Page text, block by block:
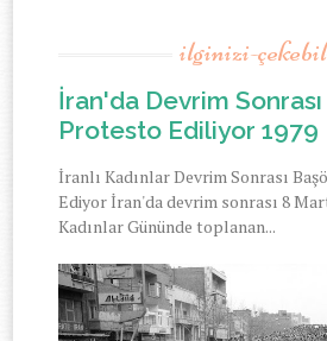
ilginizi-
İran'da Devrim
Protesto Ediliyor 1979
İranlı Kadınlar Devrim Sonrası
Ediyor İran'da devrim sonrası 8
Kadınlar Gününde toplanan...